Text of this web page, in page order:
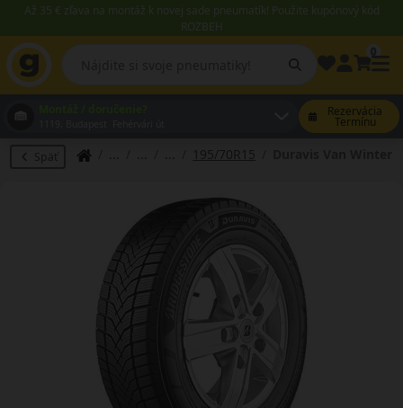
Až 35 € zľava na montáž k novej sade pneumatík! Použite kupónový kód
ROZBEH
Rezervácia
Termínu
Späť 195/70R15